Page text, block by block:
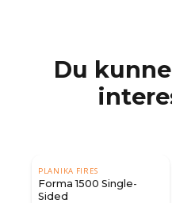
Du
PLANIKA FIRES
Forma 1500 Single-
Sided